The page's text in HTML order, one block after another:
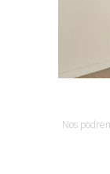
Nos